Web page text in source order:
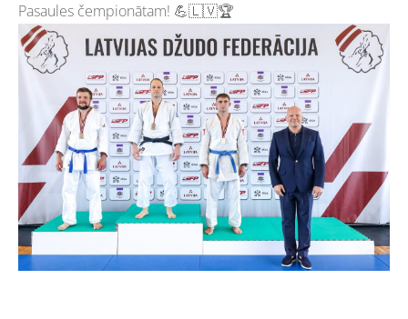
Pasaules čempionātam! 💪🇱🇻🏆